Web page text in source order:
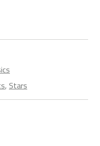
, Stars